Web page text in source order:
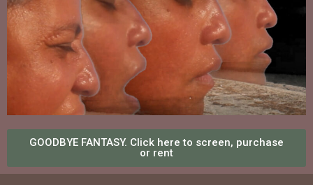
GOODBYE FANTASY. Click here to screen, purchase
or rent